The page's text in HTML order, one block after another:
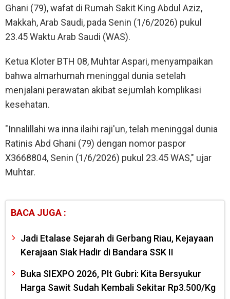
Ghani (79), wafat di Rumah Sakit King Abdul Aziz,
Makkah, Arab Saudi, pada Senin (1/6/2026) pukul
23.45 Waktu Arab Saudi (WAS).
Ketua Kloter BTH 08, Muhtar Aspari, menyampaikan
bahwa almarhumah meninggal dunia setelah
menjalani perawatan akibat sejumlah komplikasi
kesehatan.
"Innalillahi wa inna ilaihi raji'un, telah meninggal dunia
Ratinis Abd Ghani (79) dengan nomor paspor
X3668804, Senin (1/6/2026) pukul 23.45 WAS," ujar
Muhtar.
BACA JUGA :
Jadi Etalase Sejarah di Gerbang Riau, Kejayaan
Kerajaan Siak Hadir di Bandara SSK II
Buka SIEXPO 2026, Plt Gubri: Kita Bersyukur
Harga Sawit Sudah Kembali Sekitar Rp3.500/Kg